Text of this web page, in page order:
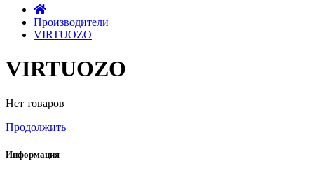
Производители
VIRTUOZO
VIRTUOZO
Нет товаров
Продолжить
Информация